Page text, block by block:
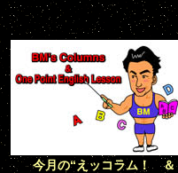
今月の“えッコラム！ ＆